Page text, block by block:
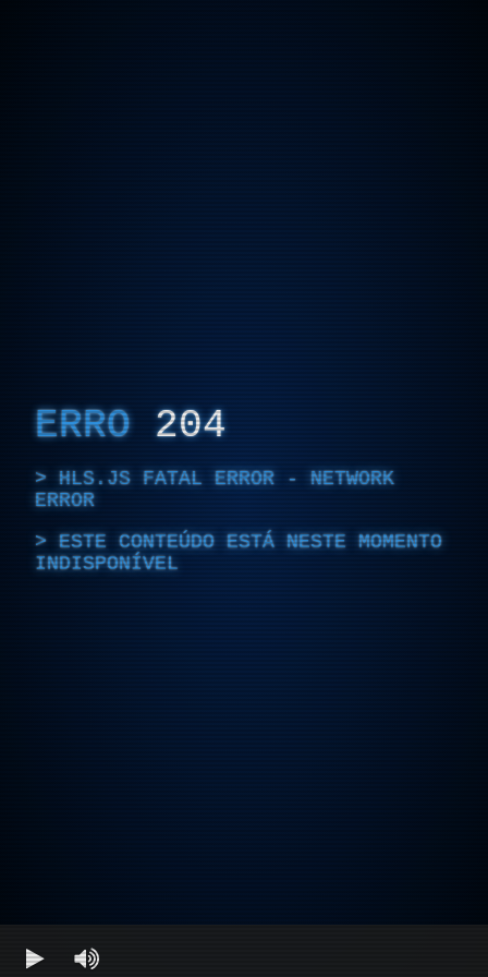
ERRO 204
HLS.JS FATAL ERROR - NETWORK
ERROR
ESTE CONTEÚDO ESTÁ NESTE MOMENTO
INDISPONÍVEL